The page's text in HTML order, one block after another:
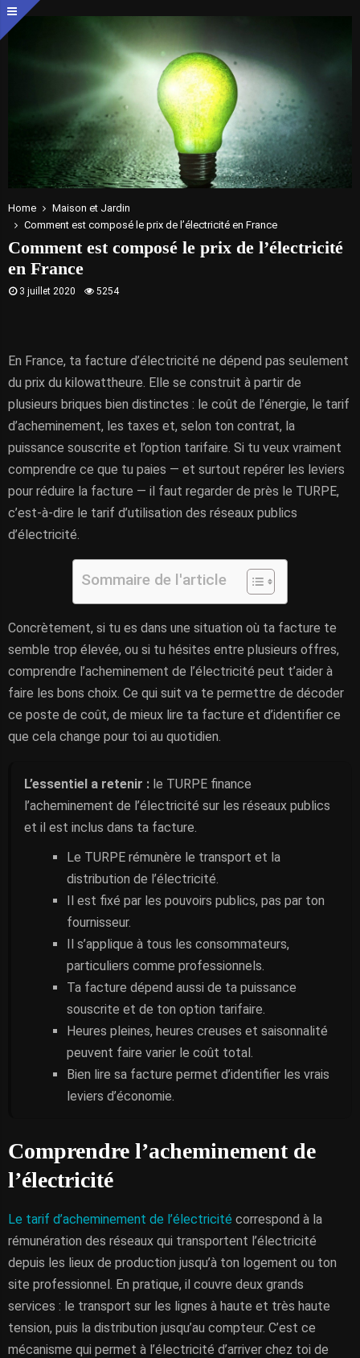
Home
Maison et Jardin
Comment est composé le prix de l’électricité en France
Comment est composé le prix de l’électricité
en France
3 juillet 2020 5254
En France, ta facture d’électricité ne dépend pas seulement
du prix du kilowattheure. Elle se construit à partir de
plusieurs briques bien distinctes : le coût de l’énergie, le tarif
d’acheminement, les taxes et, selon ton contrat, la
puissance souscrite et l’option tarifaire. Si tu veux vraiment
comprendre ce que tu paies — et surtout repérer les leviers
pour réduire la facture — il faut regarder de près le TURPE,
c’est-à-dire le tarif d’utilisation des réseaux publics
d’électricité.
Sommaire de l'article
Concrètement, si tu es dans une situation où ta facture te
semble trop élevée, ou si tu hésites entre plusieurs offres,
comprendre l’acheminement de l’électricité peut t’aider à
faire les bons choix. Ce qui suit va te permettre de décoder
ce poste de coût, de mieux lire ta facture et d’identifier ce
que cela change pour toi au quotidien.
L’essentiel a retenir : le TURPE finance
l’acheminement de l’électricité sur les réseaux publics
et il est inclus dans ta facture.
Le TURPE rémunère le transport et la
distribution de l’électricité.
Il est fixé par les pouvoirs publics, pas par ton
fournisseur.
Il s’applique à tous les consommateurs,
particuliers comme professionnels.
Ta facture dépend aussi de ta puissance
souscrite et de ton option tarifaire.
Heures pleines, heures creuses et saisonnalité
peuvent faire varier le coût total.
Bien lire sa facture permet d’identifier les vrais
leviers d’économie.
Comprendre l’acheminement de
l’électricité
Le tarif d’acheminement de l’électricité correspond à la
rémunération des réseaux qui transportent l’électricité
depuis les lieux de production jusqu’à ton logement ou ton
site professionnel. En pratique, il couvre deux grands
services : le transport sur les lignes à haute et très haute
tension, puis la distribution jusqu’au compteur. C’est ce
mécanisme qui permet à l’électricité d’arriver chez toi de